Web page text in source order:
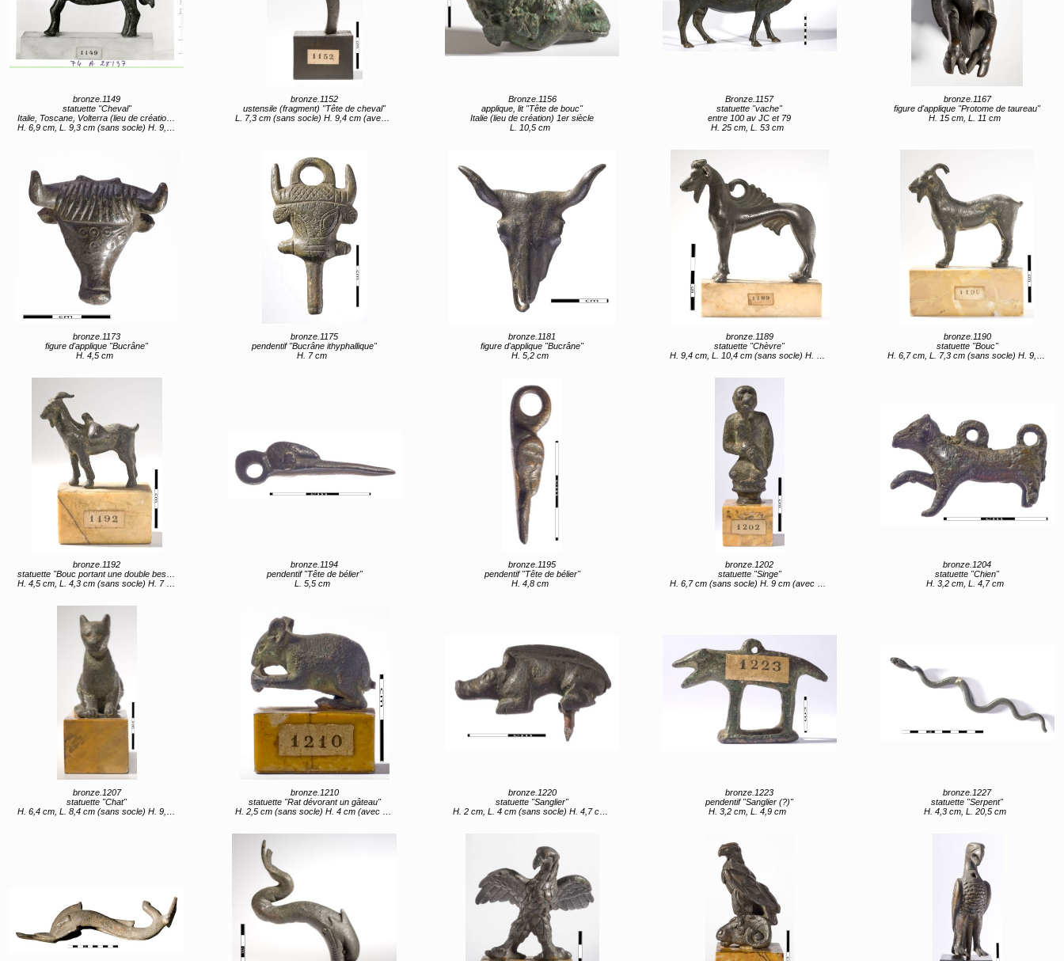
bronze.1149
statuette "Cheval"
Italie, Toscane, Volterra (lieu de création) 4e quart 7e siècle av JC
H. 6,9 cm, L. 9,3 cm (sans socle) H. 9,5 cm, L. 10 cm (avec socle)
bronze.1152
ustensile (fragment) "Tête de cheval"
L. 7,3 cm (sans socle) H. 9,4 cm (avec socle)
Bronze.1156
applique, lit "Tête de bouc"
Italie (lieu de création) 1er siècle
L. 10,5 cm
Bronze.1157
statuette "vache"
entre 100 av JC et 79
H. 25 cm, L. 53 cm
bronze.1167
figure d'applique "Protome de taureau"
H. 15 cm, L. 11 cm
bronze.1173
figure d'applique "Bucrâne"
H. 4,5 cm
bronze.1175
pendentif "Bucrâne ithyphallique"
H. 7 cm
bronze.1181
figure d'applique "Bucrâne"
H. 5,2 cm
bronze.1189
statuette "Chèvre"
H. 9,4 cm, L. 10,4 cm (sans socle) H. 12 cm, L. 10,8 cm (avec socle)
bronze.1190
statuette "Bouc"
H. 6,7 cm, L. 7,3 cm (sans socle) H. 9,7 cm (avec socle)
bronze.1192
statuette "Bouc portant une double besace"
H. 4,5 cm, L. 4,3 cm (sans socle) H. 7 cm (avec socle)
bronze.1194
pendentif "Tête de bélier"
L. 5,5 cm
bronze.1195
pendentif "Tête de bélier"
H. 4,8 cm
bronze.1202
statuette "Singe"
H. 6,7 cm (sans socle) H. 9 cm (avec socle)
bronze.1204
statuette "Chien"
H. 3,2 cm, L. 4,7 cm
bronze.1207
statuette "Chat"
H. 6,4 cm, L. 8,4 cm (sans socle) H. 9,8 cm, L. 8,6 cm (avec socle)
bronze.1210
statuette "Rat dévorant un gâteau"
H. 2,5 cm (sans socle) H. 4 cm (avec socle)
bronze.1220
statuette "Sanglier"
H. 2 cm, L. 4 cm (sans socle) H. 4,7 cm (avec socle)
bronze.1223
pendentif "Sanglier (?)"
H. 3,2 cm, L. 4,9 cm
bronze.1227
statuette "Serpent"
H. 4,3 cm, L. 20,5 cm